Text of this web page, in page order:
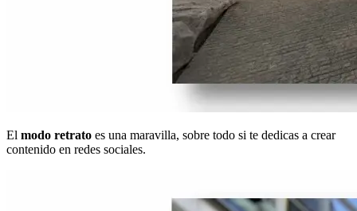
El modo retrato es una maravilla, sobre todo si te dedicas a crear
contenido en redes sociales.